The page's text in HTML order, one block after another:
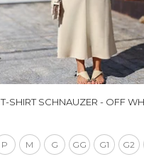
T-SHIRT SCHNAUZER - OFF
P M G GG G1 G2